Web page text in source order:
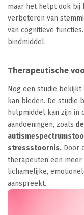
maar het helpt ook bij
verbeteren van
van cognitieve
bindmiddel.
Therapeutische
Nog een studie
kan bieden. De studie
hulpmiddel kan zijn in
aandoeningen, zoals
stressstoornis. Door
therapeuten een meer
lichamelijke,
aanspreekt.